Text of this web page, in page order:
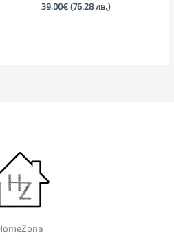
39.00€ (76.28 лв.)